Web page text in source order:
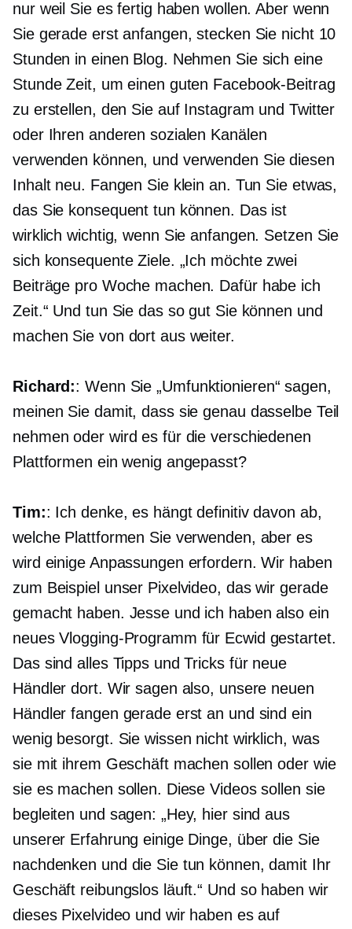
nur weil Sie es fertig haben wollen. Aber wenn
Sie gerade erst anfangen, stecken Sie nicht 10
Stunden in einen Blog. Nehmen Sie sich eine
Stunde Zeit, um einen guten Facebook-Beitrag
zu erstellen, den Sie auf Instagram und Twitter
oder Ihren anderen sozialen Kanälen
verwenden können, und verwenden Sie diesen
Inhalt neu. Fangen Sie klein an. Tun Sie etwas,
das Sie konsequent tun können. Das ist
wirklich wichtig, wenn Sie anfangen. Setzen Sie
sich konsequente Ziele. „Ich möchte zwei
Beiträge pro Woche machen. Dafür habe ich
Zeit.“ Und tun Sie das so gut Sie können und
machen Sie von dort aus weiter.
Richard:: Wenn Sie „Umfunktionieren“ sagen,
meinen Sie damit, dass sie genau dasselbe Teil
nehmen oder wird es für die verschiedenen
Plattformen ein wenig angepasst?
Tim:: Ich denke, es hängt definitiv davon ab,
welche Plattformen Sie verwenden, aber es
wird einige Anpassungen erfordern. Wir haben
zum Beispiel unser Pixelvideo, das wir gerade
gemacht haben. Jesse und ich haben also ein
neues Vlogging-Programm für Ecwid gestartet.
Das sind alles Tipps und Tricks für neue
Händler dort. Wir sagen also, unsere neuen
Händler fangen gerade erst an und sind ein
wenig besorgt. Sie wissen nicht wirklich, was
sie mit ihrem Geschäft machen sollen oder wie
sie es machen sollen. Diese Videos sollen sie
begleiten und sagen: „Hey, hier sind aus
unserer Erfahrung einige Dinge, über die Sie
nachdenken und die Sie tun können, damit Ihr
Geschäft reibungslos läuft.“ Und so haben wir
dieses Pixelvideo und wir haben es auf